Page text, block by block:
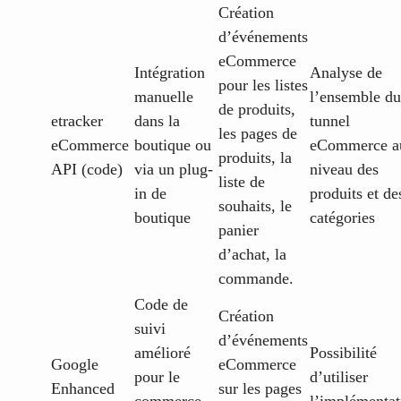
etracker
eCommerce
API (code)
Intégration
manuelle
dans la
boutique ou
via un plug-
in de
boutique
Création
d’événements
eCommerce
pour les listes
de produits,
les pages de
produits, la
liste de
souhaits, le
panier
d’achat, la
commande.
Analyse de
l’ensemble du
tunnel
eCommerce
niveau des
produits et
catégories
Google
Enhanced
Code de
suivi
amélioré
pour le
Création
d’événements
eCommerce
sur les pages
Possibilité
d’utiliser